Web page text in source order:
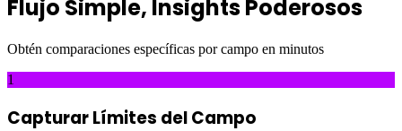
Flujo Simple, Insights Poderosos
Obtén comparaciones específicas por campo en minutos
1
Capturar Límites del Campo